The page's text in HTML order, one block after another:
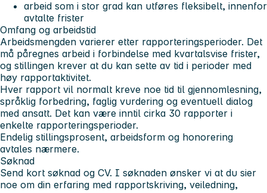
arbeid som i stor grad kan utføres fleksibelt, innenfor
avtalte frister
Omfang og arbeidstid
Arbeidsmengden varierer etter rapporteringsperioder. Det
må påregnes arbeid i forbindelse med kvartalsvise frister,
og stillingen krever at du kan sette av tid i perioder med
høy rapportaktivitet.
Hver rapport vil normalt kreve noe tid til gjennomlesning,
språklig forbedring, faglig vurdering og eventuell dialog
med ansatt. Det kan være inntil cirka 30 rapporter i
enkelte rapporteringsperioder.
Endelig stillingsprosent, arbeidsform og honorering
avtales nærmere.
Søknad
Send kort søknad og CV. I søknaden ønsker vi at du sier
noe om din erfaring med rapportskriving, veiledning,